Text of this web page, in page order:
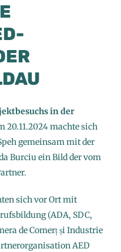
in der
20.11.2024 machte sich
gemeinsam mit der
Burciu ein Bild der vom
sich vor Ort mit
(ADA, SDC,
de Comerț și Industrie
AED